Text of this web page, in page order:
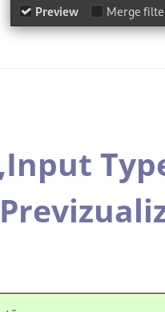
Input